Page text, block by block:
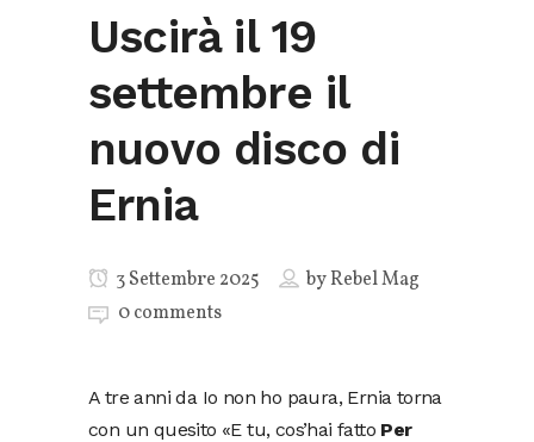
Uscirà il 19
settembre il
nuovo disco di
Ernia
3 Settembre 2025 byRebel Mag
0 comments
A tre anni da Io non ho paura, Ernia torna
con un quesito «E tu, cos’hai fatto Per